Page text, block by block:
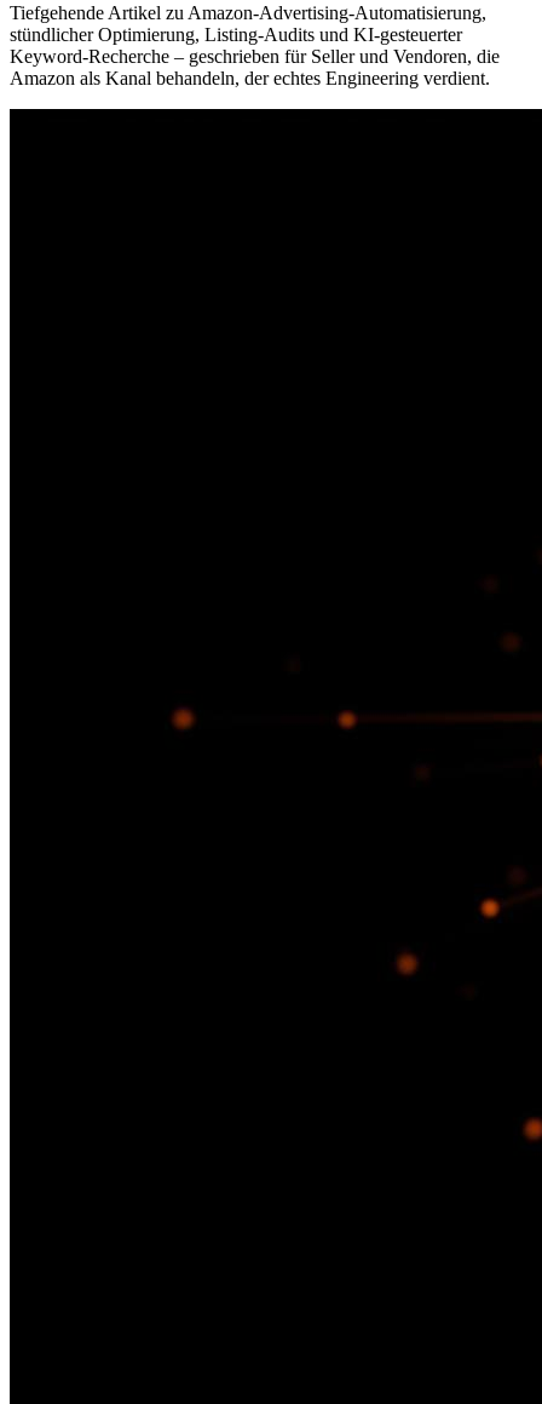
Tiefgehende Artikel zu Amazon-Advertising-Automatisierung,
stündlicher Optimierung, Listing-Audits und KI-gesteuerter
Keyword-Recherche – geschrieben für Seller und Vendoren, die
Amazon als Kanal behandeln, der echtes Engineering verdient.